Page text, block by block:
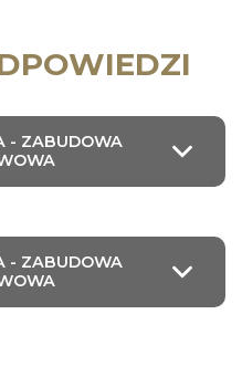
- ZABUDOWA
- ZABUDOWA